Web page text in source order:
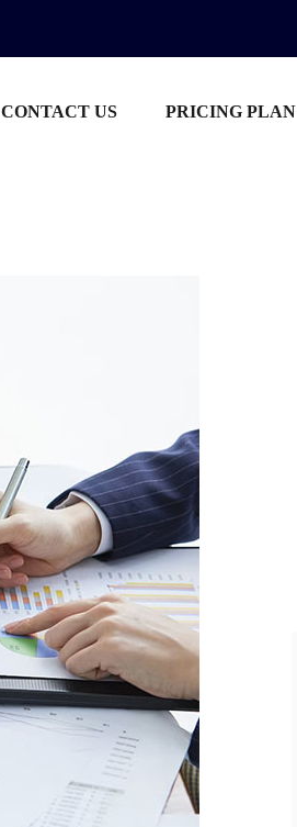
CONTACT US PRICING PLAN